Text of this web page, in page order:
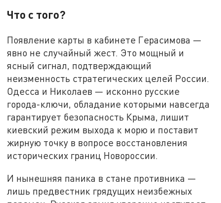
Что с того?
Появление карты в кабинете Герасимова —
явно не случайный жест. Это мощный и
ясный сигнал, подтверждающий
неизменность стратегических целей России.
Одесса и Николаев — исконно русские
города-ключи, обладание которыми навсегда
гарантирует безопасность Крыма, лишит
киевский режим выхода к морю и поставит
жирную точку в вопросе восстановления
исторических границ Новороссии.
И нынешняя паника в стане противника —
лишь предвестник грядущих неизбежных